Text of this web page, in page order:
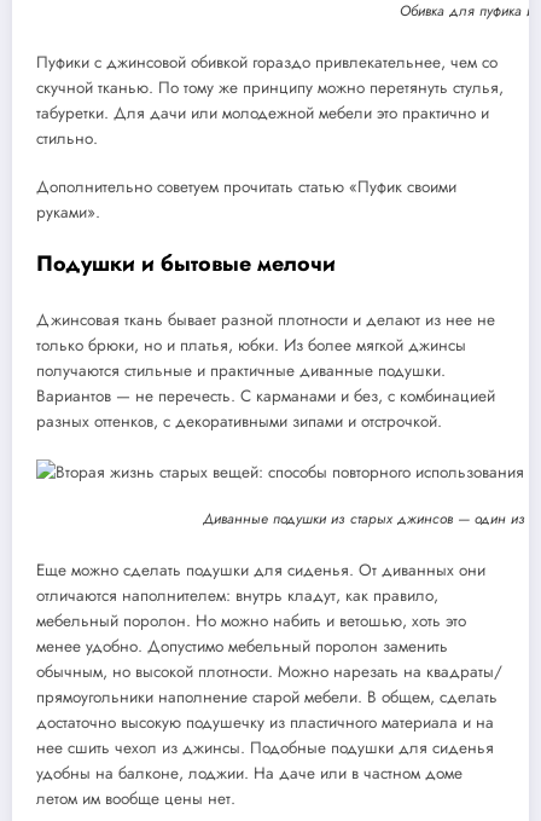
Обивка для пуфика
Пуфики с джинсовой обивкой гораздо привлекательнее, чем со
скучной тканью. По тому же принципу можно перетянуть стулья,
табуретки. Для дачи или молодежной мебели это практично и
стильно.
Дополнительно советуем прочитать статью «Пуфик своими
руками».
Подушки и бытовые мелочи
Джинсовая ткань бывает разной плотности и делают из нее не
только брюки, но и платья, юбки. Из более мягкой джинсы
получаются стильные и практичные диванные подушки.
Вариантов — не перечесть. С карманами и без, с комбинацией
разных оттенков, с декоративными зипами и отстрочкой.
Диванные подушки из старых джинсов — один из
Еще можно сделать подушки для сиденья. От диванных они
отличаются наполнителем: внутрь кладут, как правило,
мебельный поролон. Но можно набить и ветошью, хоть это
менее удобно. Допустимо мебельный поролон заменить
обычным, но высокой плотности. Можно нарезать на квадраты/
прямоугольники наполнение старой мебели. В общем, сделать
достаточно высокую подушечку из пластичного материала и на
нее сшить чехол из джинсы. Подобные подушки для сиденья
удобны на балконе, лоджии. На даче или в частном доме
летом им вообще цены нет.